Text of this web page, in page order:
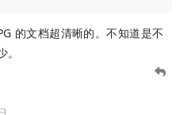
的文档超清晰的。不知道是不